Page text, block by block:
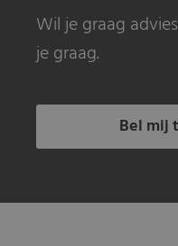
Wil je graag
je graag.
Bel mij